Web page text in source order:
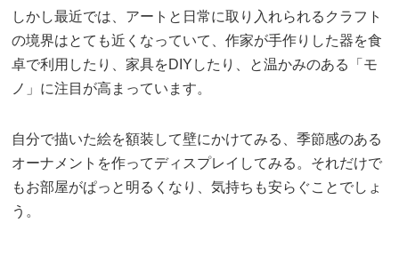
しかし最近では、アートと日常に取り入れられるクラフト
の境界はとても近くなっていて、作家が手作りした器を食
卓で利用したり、家具をDIYしたり、と温かみのある「モ
ノ」に注目が高まっています。
自分で描いた絵を額装して壁にかけてみる、季節感のある
オーナメントを作ってディスプレイしてみる。それだけで
もお部屋がぱっと明るくなり、気持ちも安らぐことでしょ
う。